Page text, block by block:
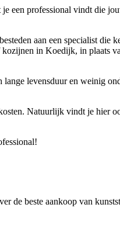
een professional vindt die
aan een specialist die
in Koedijk, in plaats
levensduur en weinig
Natuurlijk vindt je hier
de beste aankoop van